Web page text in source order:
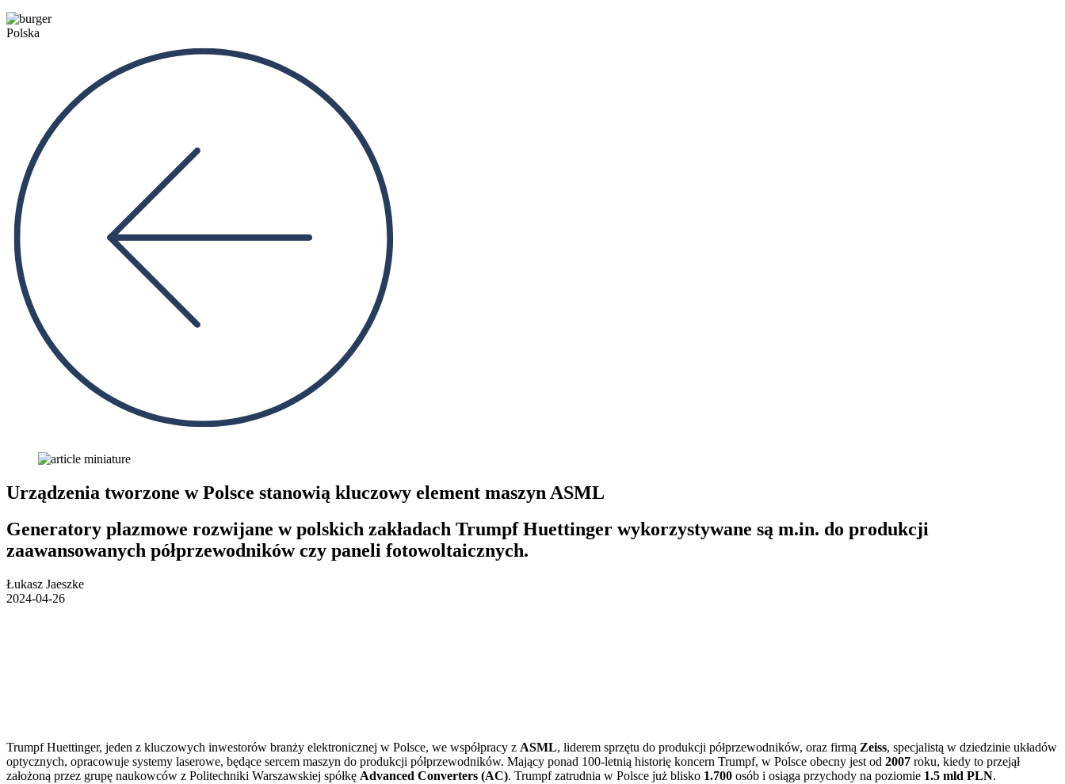
Polska
Urządzenia tworzone w Polsce stanowią kluczowy element maszyn ASML
Generatory plazmowe rozwijane w polskich zakładach Trumpf Huettinger wykorzystywane są m.in. do produkcji
zaawansowanych półprzewodników czy paneli fotowoltaicznych.
Łukasz Jaeszke
2024-04-26
Trumpf Huettinger, jeden z kluczowych inwestorów branży elektronicznej w Polsce, we współpracy z ASML, liderem sprzętu do produkcji półprzewodników, oraz firmą Zeiss, specjalistą w dziedzinie układów
optycznych, opracowuje systemy laserowe, będące sercem maszyn do produkcji półprzewodników. Mający ponad 100-letnią historię koncern Trumpf, w Polsce obecny jest od 2007 roku, kiedy to przejął
założoną przez grupę naukowców z Politechniki Warszawskiej spółkę Advanced Converters (AC). Trumpf zatrudnia w Polsce już blisko 1.700 osób i osiąga przychody na poziomie 1.5 mld PLN.